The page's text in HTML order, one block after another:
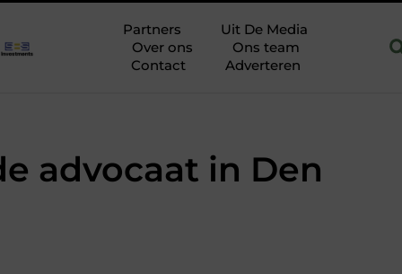
Partners
Uit De Media
Over ons
Ons team
Contact
Adverteren
advocaat in Den